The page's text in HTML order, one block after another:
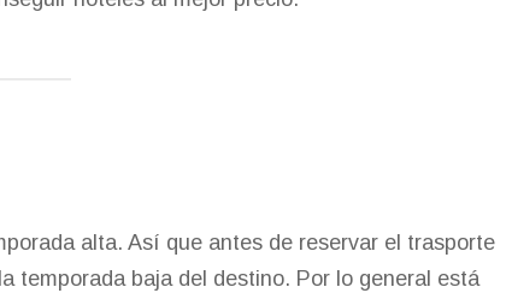
alta. Así que antes de reservar el trasporte
temporada baja del destino. Por lo general está